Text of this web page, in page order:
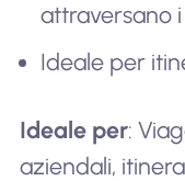
attraversano
Ideale per
Ideale per:
aziendali,